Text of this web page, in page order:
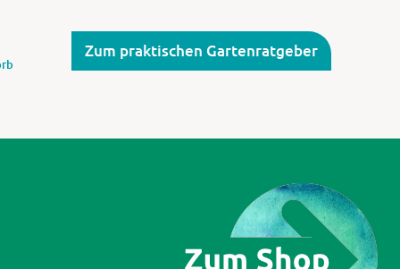
Zum praktischen Gartenratgeber